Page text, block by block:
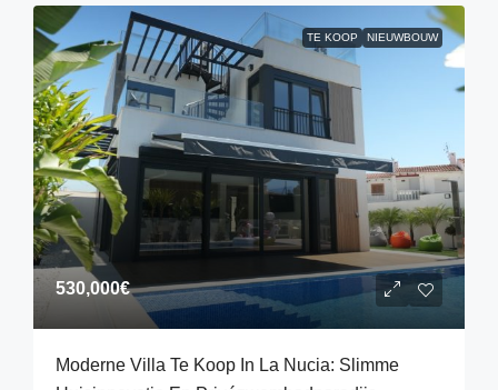
TE KOOP NIEUWBOUW
530,000€
Moderne Villa Te Koop In La Nucia: Slimme